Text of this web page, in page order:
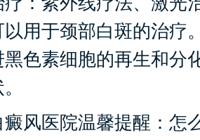
用于颈部白斑的治疗
色素细胞的再生和分
医院温馨提醒：怎